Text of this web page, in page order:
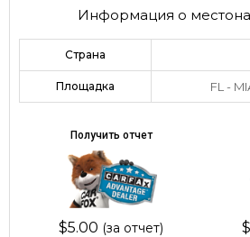
Информация о
Страна
Площадка FL -
Получить отчет
$5.00 (за отчет)